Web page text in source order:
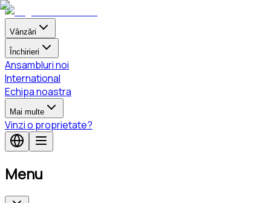
Vânzări
Închirieri
Ansambluri noi
International
Echipa noastra
Mai multe
Vinzi o proprietate?
Menu